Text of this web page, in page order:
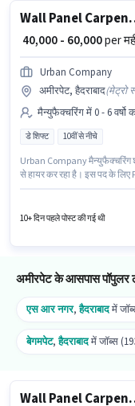
Wall
₹ 40,000 - 60,000per
Urban Company
अमीरपेट, हैदराबाद(मेट्रो
मैन्युफैक्चरिंग में 0 - 6 वर्षो
डे शिफ्ट 10वीं से नीचे
Urban Company मैन्युफैक्चरिंग
से हायर कर रहा है। इस पद के लिए
एक फुल टाइम भूमिका है, जिसमें डे
10+ दिन पहले पोस्ट की गई थी
अमीरपेट के आसपास पॉपुलर
एस आर नगर,हैदराबादमें
बेगमपेट,हैदराबादमें जॉब्स
Wall